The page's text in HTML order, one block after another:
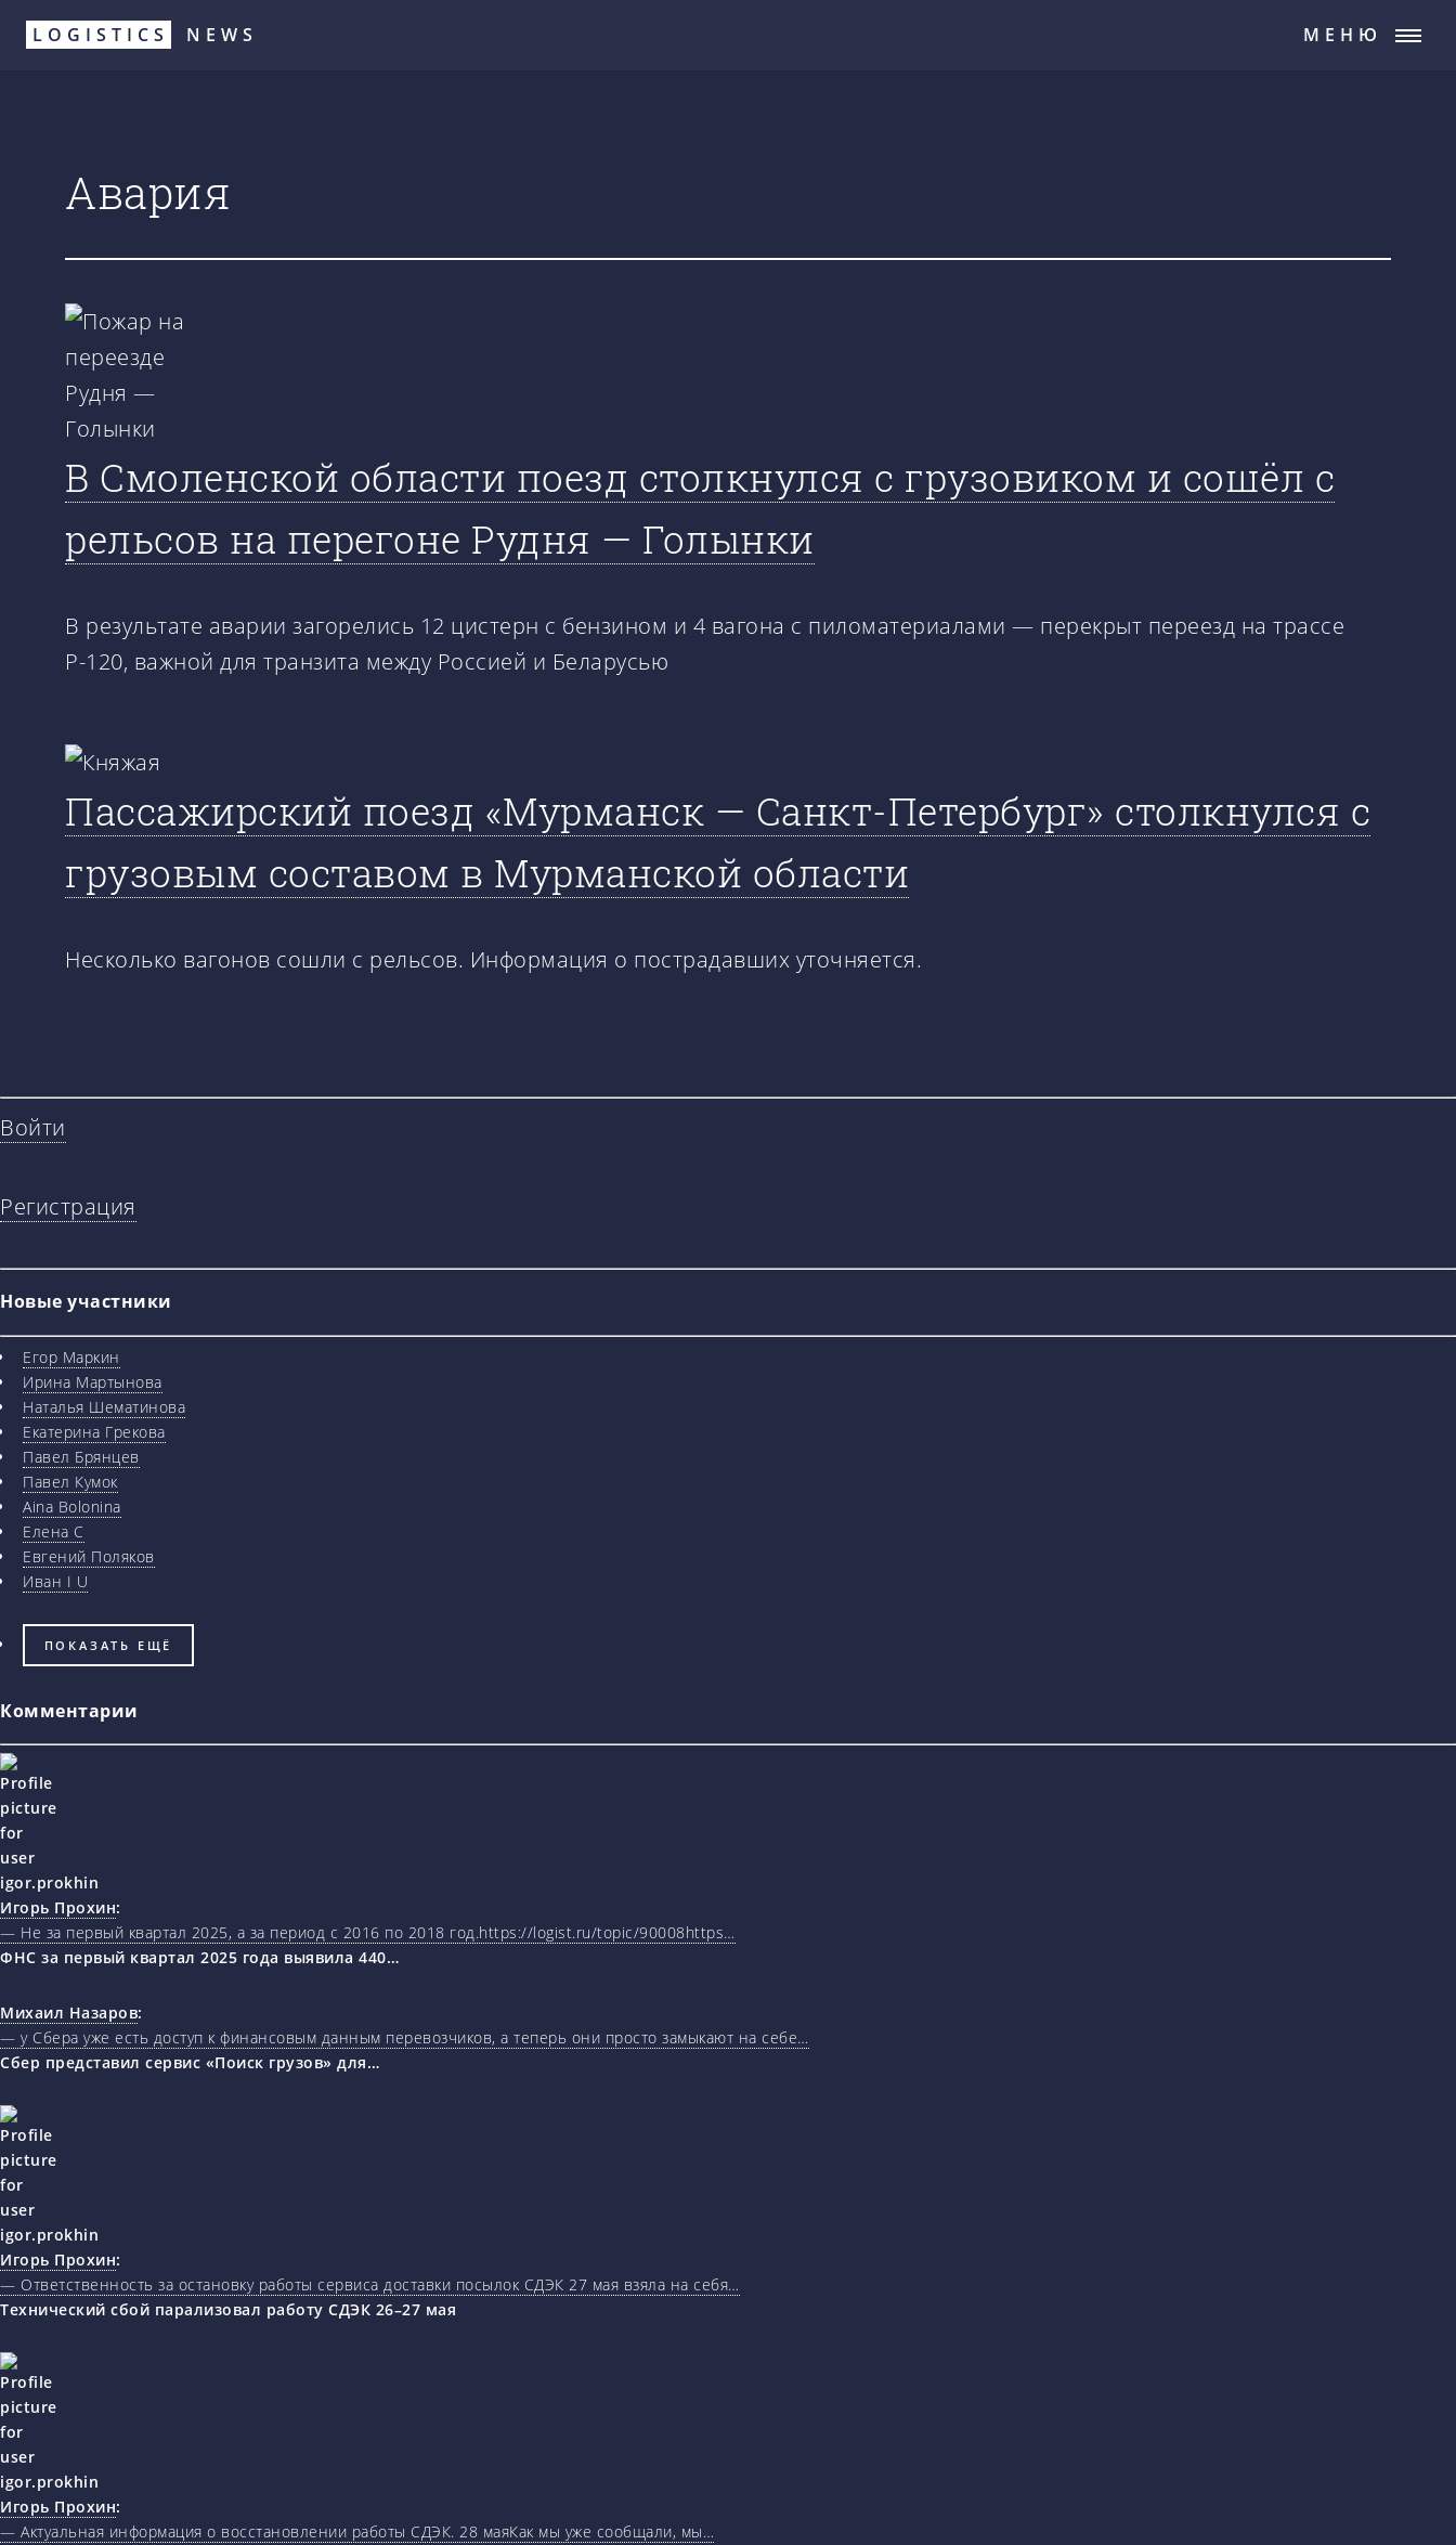
Перейти
LOGISTICS NEWS МЕНЮ
Авария
В Смоленской области поезд столкнулся с грузовиком и сошёл с
рельсов на перегоне Рудня — Голынки
В результате аварии загорелись 12 цистерн с бензином и 4 вагона с пиломатериалами — перекрыт переезд на трассе
Р-120, важной для транзита между Россией и Беларусью
Пассажирский поезд «Мурманск — Санкт-Петербург» столкнулся с
грузовым составом в Мурманской области
Несколько вагонов сошли с рельсов. Информация о пострадавших уточняется.
Войти
Регистрация
Новые участники
Егор Маркин
Ирина Мартынова
Наталья Шематинова
Екатерина Грекова
Павел Брянцев
Павел Кумок
Aina Bolonina
Елена С
Евгений Поляков
Иван I U
ПОКАЗАТЬ ЕЩЁ
Комментарии
Игорь Прохин:
— Не за первый квартал 2025, а за период с 2016 по 2018 год.https://logist.ru/topic/90008https…
ФНС за первый квартал 2025 года выявила 440…
Михаил Назаров:
— у Сбера уже есть доступ к финансовым данным перевозчиков, а теперь они просто замыкают на себе…
Сбер представил сервис «Поиск грузов» для…
Игорь Прохин:
— Ответственность за остановку работы сервиса доставки посылок СДЭК 27 мая взяла на себя…
Технический сбой парализовал работу СДЭК 26–27 мая
Игорь Прохин:
— Актуальная информация о восстановлении работы СДЭК. 28 маяКак мы уже сообщали, мы…